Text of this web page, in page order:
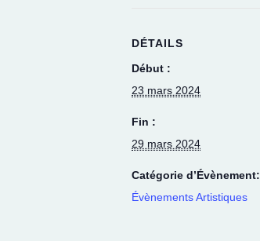
DÉTAILS
Début :
23 mars 2024
Fin :
29 mars 2024
Catégorie d’Évènement:
Évènements Artistiques